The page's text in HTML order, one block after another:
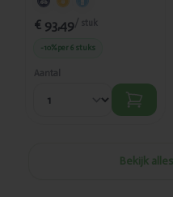
€ 93,49/ stuk
-10%per 6 stuks
Aantal
Bekijk